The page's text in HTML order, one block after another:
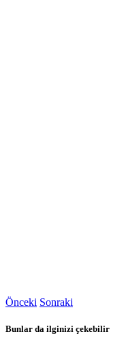
Önceki Sonraki
Bunlar da ilginizi çekebilir